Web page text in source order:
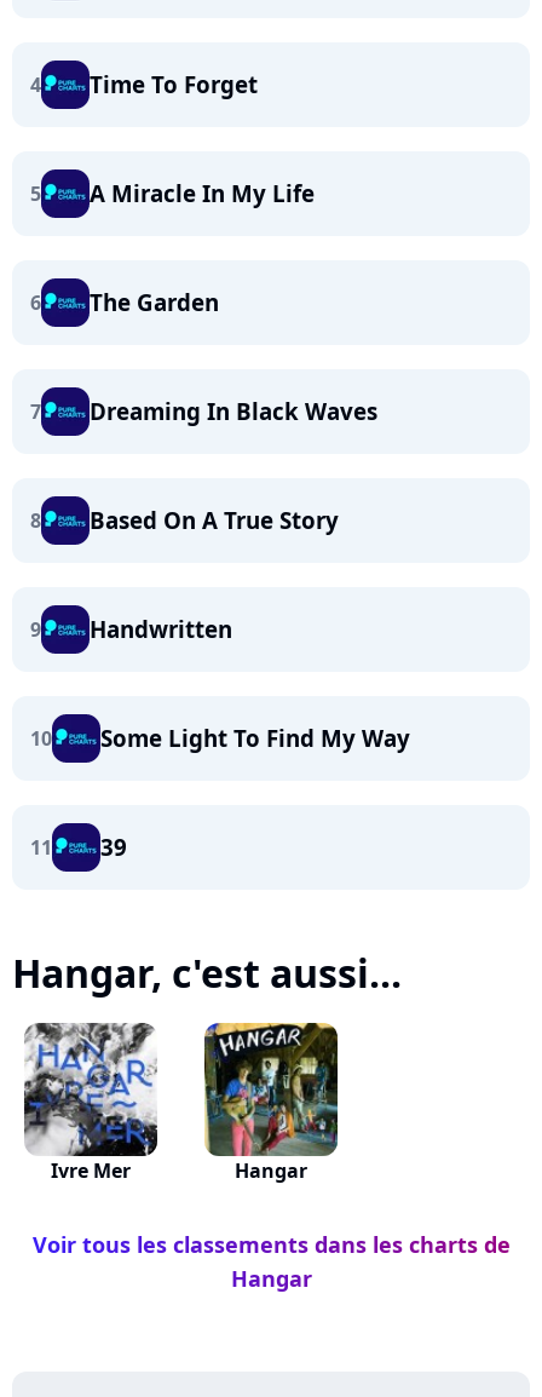
4 Time To Forget
5 A Miracle In My Life
6 The Garden
7 Dreaming In Black Waves
8 Based On A True Story
9 Handwritten
10 Some Light To Find My Way
11 39
Hangar, c'est aussi...
Ivre Mer Hangar
Voir tous les classements dans les charts de
Hangar